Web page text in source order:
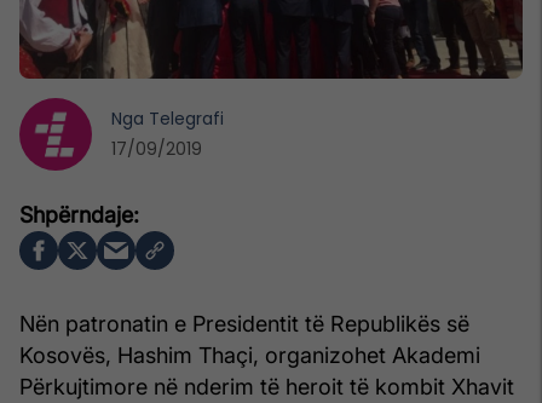
Nën patronatin e Presidentit të Republikës së
Kosovës, Hashim Thaçi, organizohet Akademi
Përkujtimore në nderim të heroit të kombit Xhavit
Nga Telegrafi
17/09/2019